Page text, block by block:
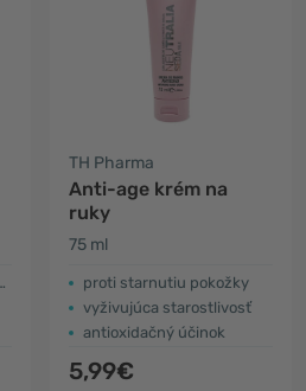
TH Pharma
Anti-age krém na
ruky
75 ml
proti starnutiu pokožky
vyživujúca starostlivosť
antioxidačný účinok
5,99€